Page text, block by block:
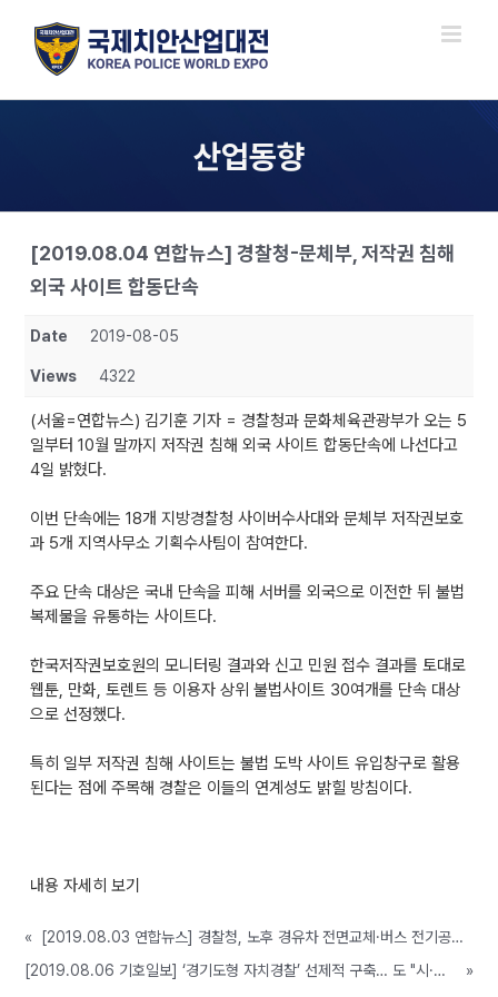
content
산업동향
[2019.08.04 연합뉴스] 경찰청-문체부, 저작권 침해
외국 사이트 합동단속
Date 2019-08-05
Views 4322
(서울=연합뉴스) 김기훈 기자 = 경찰청과 문화체육관광부가 오는 5
일부터 10월 말까지 저작권 침해 외국 사이트 합동단속에 나선다고
4일 밝혔다.
이번 단속에는 18개 지방경찰청 사이버수사대와 문체부 저작권보호
과 5개 지역사무소 기획수사팀이 참여한다.
주요 단속 대상은 국내 단속을 피해 서버를 외국으로 이전한 뒤 불법
복제물을 유통하는 사이트다.
한국저작권보호원의 모니터링 결과와 신고 민원 접수 결과를 토대로
웹툰, 만화, 토렌트 등 이용자 상위 불법사이트 30여개를 단속 대상
으로 선정했다.
특히 일부 저작권 침해 사이트는 불법 도박 사이트 유입창구로 활용
된다는 점에 주목해 경찰은 이들의 연계성도 밝힐 방침이다.
내용 자세히 보기
«
[2019.08.03 연합뉴스] 경찰청, 노후 경유차 전면교체·버스 전기공급시설 설치
[2019.08.06 기호일보] ‘경기도형 자치경찰’ 선제적 구축… 도 "시·군과 협업 필요"
»